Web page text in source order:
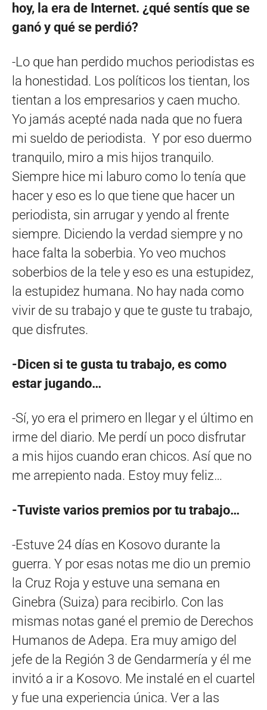
hoy, la era de Internet. ¿qué sentís que se
ganó y qué se perdió?
-Lo que han perdido muchos periodistas es
la honestidad. Los políticos los tientan, los
tientan a los empresarios y caen mucho.
Yo jamás acepté nada nada que no fuera
mi sueldo de periodista. Y por eso duermo
tranquilo, miro a mis hijos tranquilo.
Siempre hice mi laburo como lo tenía que
hacer y eso es lo que tiene que hacer un
periodista, sin arrugar y yendo al frente
siempre. Diciendo la verdad siempre y no
hace falta la soberbia. Yo veo muchos
soberbios de la tele y eso es una estupidez,
la estupidez humana. No hay nada como
vivir de su trabajo y que te guste tu trabajo,
que disfrutes.
-Dicen si te gusta tu trabajo, es como
estar jugando…
-Sí, yo era el primero en llegar y el último en
irme del diario. Me perdí un poco disfrutar
a mis hijos cuando eran chicos. Así que no
me arrepiento nada. Estoy muy feliz…
-Tuviste varios premios por tu trabajo…
-Estuve 24 días en Kosovo durante la
guerra. Y por esas notas me dio un premio
la Cruz Roja y estuve una semana en
Ginebra (Suiza) para recibirlo. Con las
mismas notas gané el premio de Derechos
Humanos de Adepa. Era muy amigo del
jefe de la Región 3 de Gendarmería y él me
invitó a ir a Kosovo. Me instalé en el cuartel
y fue una experiencia única. Ver a las